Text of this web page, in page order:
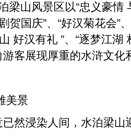
梁山风景区以“忠义豪情
贺国庆”、“好汉菊花会”
好汉有礼 ”、“逐梦江
客展现厚重的水浒文化
美景
然浸染人间，水泊梁